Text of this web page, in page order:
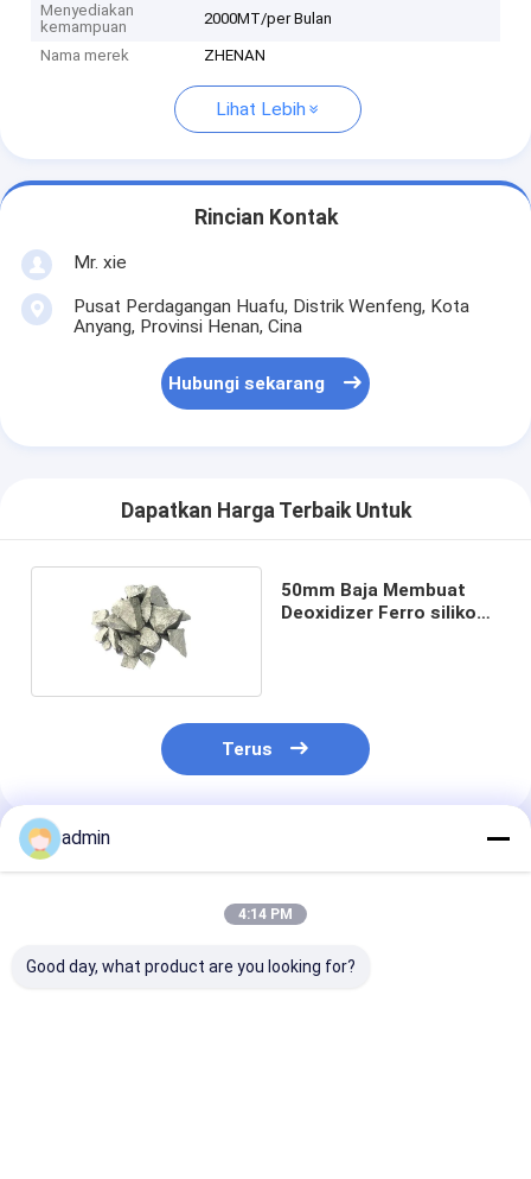
Menyediakan
kemampuan
2000MT/per Bulan
Nama merek ZHENAN
Lihat Lebih
Rincian Kontak
Mr. xie
Pusat Perdagangan Huafu, Distrik Wenfeng, Kota
Anyang, Provinsi Henan, Cina
Hubungi sekarang
Dapatkan Harga Terbaik Untuk
50mm Baja Membuat
Deoxidizer Ferro silikon
Terus
Rekomendasi Produk
admin
4:14 PM
Good day, what product are you looking for?